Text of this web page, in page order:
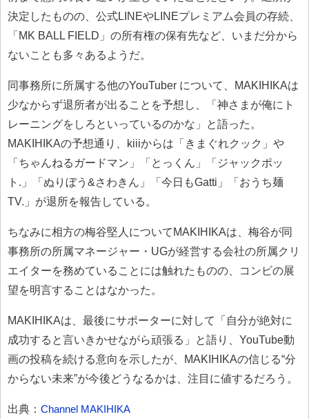
決定したものの、公式LINEやLINEプレミアム会員の存続、
「MK BALL FIELD」の所有権の保有先など、いまだ分から
ないことも多々あるようだ。
同事務所に所属する他のYouTuber について、MAKIHIKAは
少なからず退所者が出ることを予想し、「神さまが俺にト
レーニングをしろといっているのかな」と語った。
MAKIHIKAの予想通り、kiiiからは「きまぐれクック」や
「ちゃんねるガードマン」「とっくん」「ジャックポッ
ト.」「ぬりぼう&さわきん」「今日もGatti」「おうち麺
TV.」が退所を報告している。
ちなみに相方の梅谷堅人についてMAKIHIKAは、梅谷が同
事務所の所属マネージャー・UGが経営する会社の所属クリ
エイターを務めていることには触れたものの、コンビの展
望を明言することはなかった。
MAKIHIKAは、最後にサポーターに対して「自分が絶対に
成功すると言いきかせながら頑張る」と語り、YouTube動
画の投稿を続ける意向を示したが、MAKIHIKAの信じる“分
からない未来”が今後どうなるかは、注目に値するだろう。
出典： Channel MAKIHIKA